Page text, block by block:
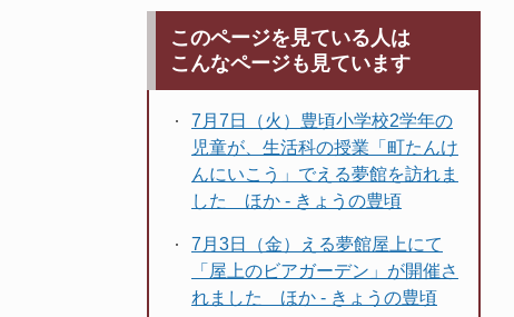
このページを見ている人は
こんなページも見ています
7月7日（火）豊頃小学校2学年の
児童が、生活科の授業「町たんけ
んにいこう」でえる夢館を訪れま
した ほか - きょうの豊頃
7月3日（金）える夢館屋上にて
「屋上のビアガーデン」が開催さ
れました ほか - きょうの豊頃